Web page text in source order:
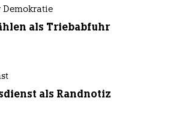
Demokratie
als Triebabfuhr
als Randnotiz